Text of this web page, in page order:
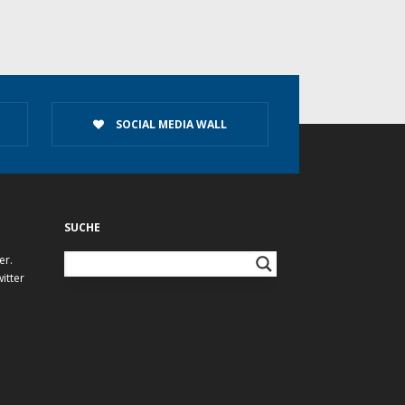
SOCIAL MEDIA WALL
SUCHE